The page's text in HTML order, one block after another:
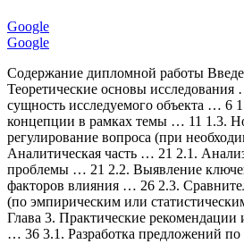
Google
Google
Содержание дипломной работы
Теоретические основы
сущность исследуемого объекта … 6
концепции в рамках темы … 11 1.3.
регулирование вопроса (при
Аналитическая часть … 21 2.1.
проблемы … 21 2.2. Выявление
факторов влияния … 26 2.3.
(по эмпирическим или
Глава 3. Практические
… 36 3.1. Разработка предложений